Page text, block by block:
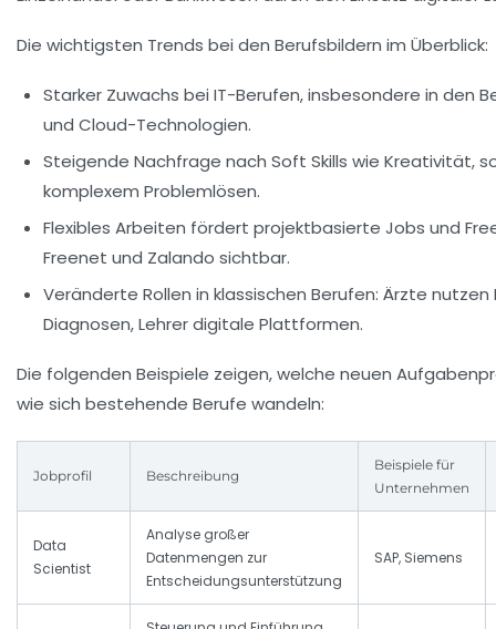
Die wichtigsten Trends bei den Berufsbildern im Überblick:
Starker Zuwachs bei IT-Berufen, insbesondere in den
und Cloud-Technologien.
Steigende Nachfrage nach Soft Skills wie Kreativität,
komplexem Problemlösen.
Flexibles Arbeiten fördert projektbasierte Jobs und
Freenet und Zalando sichtbar.
Veränderte Rollen in klassischen Berufen: Ärzte
Diagnosen, Lehrer digitale Plattformen.
Die folgenden Beispiele zeigen, welche neuen
wie sich bestehende Berufe wandeln:
Jobprofil Beschreibung
Beispiele für
Unternehmen
Data
Scientist
Analyse großer
Datenmengen zur
Entscheidungsunterstützung
SAP, Siemens